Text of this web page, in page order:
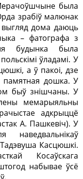
была
зрабіў малюнак
дома даюць
– фатографа з
будынка была
ўладамі. У
а ў пакоі, дзе
памятная дошка. У
быў знішчаны. У
мемарыяльны
адкрыццё
А. Пашкевіч). У
Касцюшкі.
Косаўскага
набывае ўсё